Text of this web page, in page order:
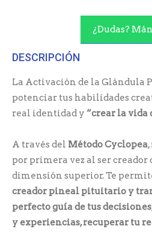
¿Dudas?
DESCRIPCIÓN
La Activación de la Glándula
potenciar tus habilidades
real identidad y “crear la vida
A través del Método Cyclopea
por primera vez al ser creador
dimensión superior. Te
creador pineal pituitario y
perfecto guía de tus
y experiencias, recuperar tu